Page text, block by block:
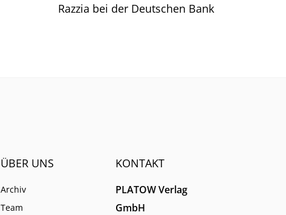
Razzia bei der Deutschen Bank
ÜBER UNS
Archiv
Team
KONTAKT
PLATOW Verlag
GmbH